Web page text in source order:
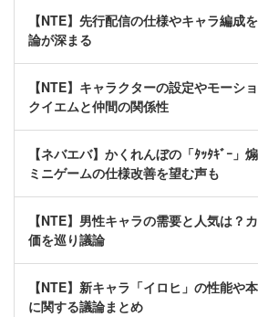
【NTE】先行配信の仕様やキャラ編成
論が深まる
【NTE】キャラクターの設定やモーシ
クイエムと仲間の関係性
【ネバエバ】かくれんぼの「ﾀｯﾀｷﾞｰ」
ミニゲームの仕様改善を望む声も
【NTE】男性キャラの需要と人気は？
価を巡り議論
【NTE】新キャラ「イロヒ」の性能や
に関する議論まとめ